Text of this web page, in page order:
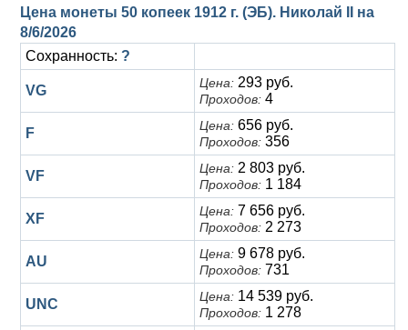
Для Речи Посполитой
Цена монеты 50 копеек 1912 г. (ЭБ). Николай II на
8/6/2026
Сохранность: ?
VG Цена: 293 руб.
Проходов: 4
F Цена: 656 руб.
Проходов: 356
VF Цена: 2 803 руб.
Проходов: 1 184
XF Цена: 7 656 руб.
Проходов: 2 273
AU Цена: 9 678 руб.
Проходов: 731
UNC Цена: 14 539 руб.
Проходов: 1 278